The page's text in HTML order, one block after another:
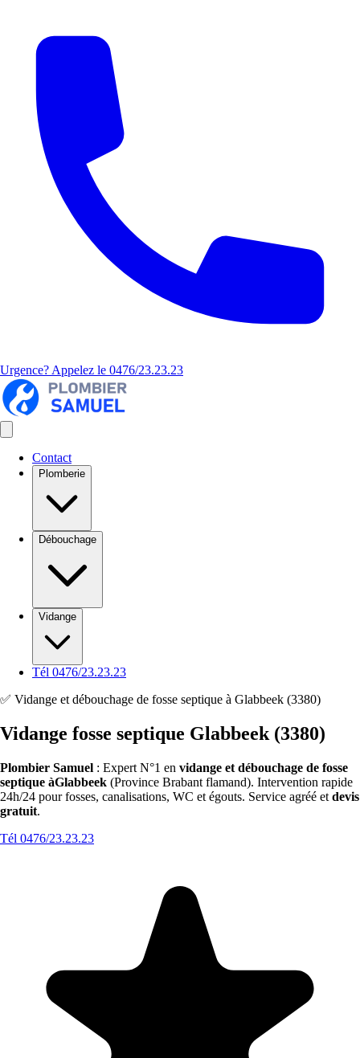
Urgence? Appelez le 0476/23.23.23
Contact
Plomberie
Débouchage
Vidange
Tél 0476/23.23.23
✅ Vidange et débouchage de fosse septique à Glabbeek (3380)
Vidange fosse septique Glabbeek (3380)
Plombier Samuel : Expert N°1 en vidange et débouchage de fosse
septique àGlabbeek (Province Brabant flamand). Intervention rapide
24h/24 pour fosses, canalisations, WC et égouts. Service agréé et devis
gratuit.
Tél 0476/23.23.23